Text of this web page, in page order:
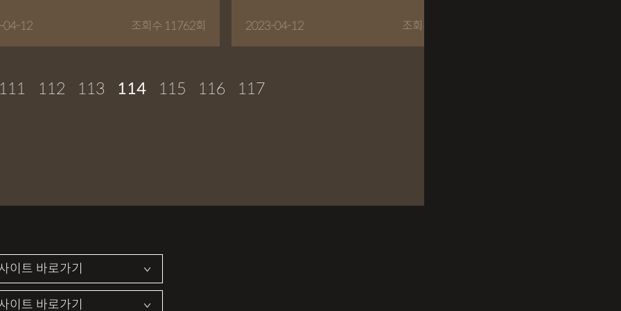
04-12 조회수 11762회 2023-04-12 조회수 12168회
111 112 113 114 115 116 117